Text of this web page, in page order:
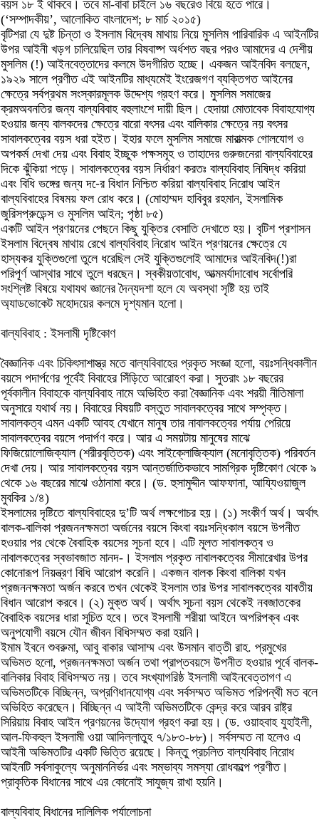
বয়স ১৮ ই থাকবে। তবে মা-বাবা চাইলে ১৬ বছরেও বিয়ে হতে পারে।
(‘সম্পাদকীয়’, আলোকিত বাংলাদেশ; ৮ মার্চ ২০১৫)
বৃটিশরা যে দুষ্ট চিন্তা ও ইসলাম বিদ্বেষ মাথায় নিয়ে মুসলিম পারিবারিক এ আইনটির
উপর আইনী খড়গ চালিয়েছিল তার বিষবাষ্প অর্ধশত বছর পরও আমাদের এ দেশীয়
মুসলিম (!) আইনবেত্তাদের কলমে উদগীরিত হচ্ছে। একজন আইনবিদ বলছেন,
১৯২৯ সালে প্রণীত এই আইনটির মাধ্যমেই ইংরেজগণ ব্যক্তিগত আইনের
ক্ষেত্রে সর্বপ্রথম সংস্কারমূলক উদ্দেশ্য গ্রহণ করে। মুসলিম সমাজের
ক্রমঅবনতির জন্য বাল্যবিবাহ বহুলাংশে দায়ী ছিল। হেদায়া মোতাবেক বিবাহযোগ্য
হওয়ার জন্য বালকদের ক্ষেত্রে বারো বৎসর এবং বালিকার ক্ষেত্রে নয় বৎসর
সাবালকত্বের বয়স ধরা হইত। ইহার ফলে মুসলিম সমাজে মারাত্মক গোলযোগ ও
অপকর্ম দেখা দেয় এবং বিবাহ ইচ্ছুক পক্ষসমূহ ও তাহাদের গুরুজনেরা বাল্যবিবাহের
দিকে ঝুঁকিয়া পড়ে। সাবালকত্বের বয়স নির্ধারণ করতঃ বাল্যবিবাহ নিষিদ্ধ করিয়া
এবং বিধি ভঙ্গের জন্য দ-ের বিধান নিশ্চিত করিয়া বাল্যবিবাহ নিরোধ আইন
বাল্যবিবাহের বিষময় ফল রোধ করে। (মোহাম্মদ হাবিবুর রহমান, ইসলামিক
জুরিসপ্রুডেন্স ও মুসলিম আইন; পৃষ্ঠা ৮৫)
একটি আইন প্রণয়নের পেছনে কিছু যুক্তির বেসাতি দেখাতে হয়। বৃটিশ প্রশাসন
ইসলাম বিদ্বেষ মাথায় রেখে বাল্যবিবাহ নিরোধ আইন প্রণয়নের ক্ষেত্রে যে
হাস্যকর যুক্তিগুলো তুলে ধরেছিল সেই যুক্তিগুলোই আমাদের আইনবিদ(!)রা
পরিপূর্ণ আস্থার সাথে তুলে ধরছেন। স্বকীয়তাবোধ, আত্মমর্যাদাবোধ সর্বোপরি
সংশ্লিষ্ট বিষয়ে যথাযথ জ্ঞানের দৈন্যদশা হলে যে অবস্থা সৃষ্টি হয় তাই
অ্যাডভোকেট মহোদয়ের কলমে দৃশ্যমান হলো।
বাল্যবিবাহ : ইসলামী দৃষ্টিকোণ
বৈজ্ঞানিক এবং চিকিৎসাশাস্ত্র মতে বাল্যবিবাহের প্রকৃত সংজ্ঞা হলো, বয়ঃসন্ধিকালীন
বয়সে পদার্পণের পূর্বেই বিবাহের সিঁড়িতে আরোহণ করা। সুতরাং ১৮ বছরের
পূর্বকালীন বিবাহকে বাল্যবিবাহ নামে অভিহিত করা বৈজ্ঞানিক এবং শরয়ী নীতিমালা
অনুসারে যথার্থ নয়। বিবাহের বিষয়টি বস্তুত সাবালকত্বের সাথে সম্পৃক্ত।
সাবালকত্ব এমন একটি আবহ যেখানে মানুষ তার নাবালকত্বের পর্যায় পেরিয়ে
সাবালকত্বের বয়সে পদার্পণ করে। আর এ সময়টায় মানুষের মাঝে
ফিজিয়োলোজিক্যাল (শরীরবৃত্তিক) এবং সাইক্লোজিক্যাল (মনোবৃত্তিক) পরিবর্তন
দেখা দেয়। আর সাবালকত্বের বয়স আন্তর্জাতিকভাবে সামগ্রিক দৃষ্টিকোণ থেকে ৯
থেকে ১৬ বছরের মাঝে ওঠানামা করে। (ড. হুসামুদ্দীন আফফানা, আয্যিওয়াজুল
মুবকির ১/৪)
ইসলামের দৃষ্টিতে বাল্যবিবাহের দু’টি অর্থ লক্ষগোচর হয়। (১) সংকীর্ণ অর্থ। অর্থাৎ
বালক-বালিকা প্রজননক্ষমতা অর্জনের বয়সে কিংবা বয়ঃসন্ধিকাল বয়সে উপনীত
হওয়ার পর থেকে বৈবাহিক বয়সের সূচনা হবে। এটি মূলত সাবালকত্ব ও
নাবালকত্বের স্বভাবজাত মানদ-। ইসলাম প্রকৃত নাবালকত্বের সীমারেখার উপর
কোনোরূপ নিয়ন্ত্রণ বিধি আরোপ করেনি। একজন বালক কিংবা বালিকা যখন
প্রজননক্ষমতা অর্জন করবে তখন থেকেই ইসলাম তার উপর সাবালকত্বের যাবতীয়
বিধান আরোপ করবে। (২) মুক্ত অর্থ। অর্থাৎ সূচনা বয়স থেকেই নবজাতকের
বৈবাহিক বয়সের ধারা সূচিত হবে। তবে ইসলামী শরীয়া আইনে অপরিপক্ব এবং
অনুপযোগী বয়সে যৌন জীবন বিধিসম্মত করা হয়নি।
ইমাম ইবনে শুবরুমা, আবু বাকার আসাম্ম এবং উসমান বাত্তী রাহ. প্রমুখের
অভিমত হলো, প্রজননক্ষমতা অর্জন তথা প্রাপ্তবয়সে উপনীত হওয়ার পূর্বে বালক-
বালিকার বিবাহ বিধিসম্মত নয়। তবে সংখ্যাগরিষ্ঠ ইসলামী আইনবেত্তাগণ এ
অভিমতটিকে বিচ্ছিন্ন, অপ্রণিধানযোগ্য এবং সর্বসম্মত অভিমত পরিপন্থী মত বলে
অভিহিত করেছেন। বিচ্ছিন্ন এ আইনী অভিমতটিকে কেন্দ্র করে আরব রাষ্ট্র
সিরিয়ায় বিবাহ আইন প্রণয়নের উদ্যোগ গ্রহণ করা হয়। (ড. ওয়াহবাহ যুহাইলী,
আল-ফিকহুল ইসলামী ওয়া আদিল্লাতুহ ৭/১৮৩-৮৮)। সর্বসম্মত না হলেও এ
আইনী অভিমতটির একটি ভিত্তি রয়েছে। কিন্তু প্রচলিত বাল্যবিবাহ নিরোধ
আইনটি সর্বসাকুল্যে অনুমাননির্ভর এবং সম্ভাব্য সমস্যা রোধকল্পে প্রণীত।
প্রাকৃতিক বিধানের সাথে এর কোনোই সাযুজ্য রাখা হয়নি।
বাল্যবিবাহ বিধানের দালিলিক পর্যালোচনা